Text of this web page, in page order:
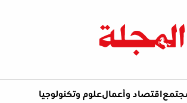
اقتصاد وأعمالعلوم وتكنولوجيا